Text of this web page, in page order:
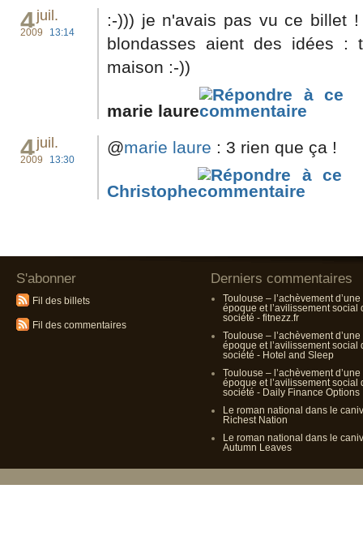
4juil.
2009 13:14
:-))) je n'avais pas vu ce billet
blondasses aient des idées
maison :-))
marie laure
4juil.
2009 13:30
@marie laure : 3 rien que ça !
Christophe
S'abonner
Fil des billets
Fil des commentaires
Derniers commentaires
Toulouse – l’achèvement d’une
époque et l’avilissement social
société - fitnezz.fr
Toulouse – l’achèvement d’une
époque et l’avilissement social
société - Hotel and Sleep
Toulouse – l’achèvement d’une
époque et l’avilissement social
société - Daily Finance Options
Le roman national dans le
Richest Nation
Le roman national dans le
Autumn Leaves